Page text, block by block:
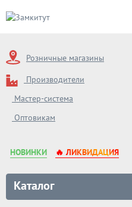
Розничные магазины
Производители
Мастер-система
Оптовикам
НОВИНКИ 🔥 ЛИКВИДАЦИЯ
Каталог